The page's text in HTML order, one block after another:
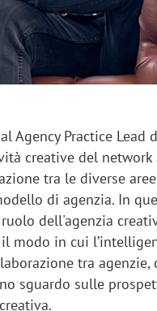
Agency Practice Lead
creative del
tra le diverse
di agenzia. In
dell'agenzia
modo in cui
tra
sguardo sulle